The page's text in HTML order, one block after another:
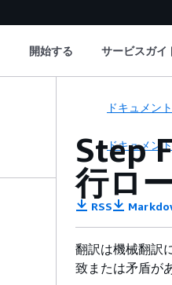
開始する サービスガイ
ドキュメント
ドキュメント
Step
行ロ
RSS
翻訳は機械翻訳
致または矛盾が